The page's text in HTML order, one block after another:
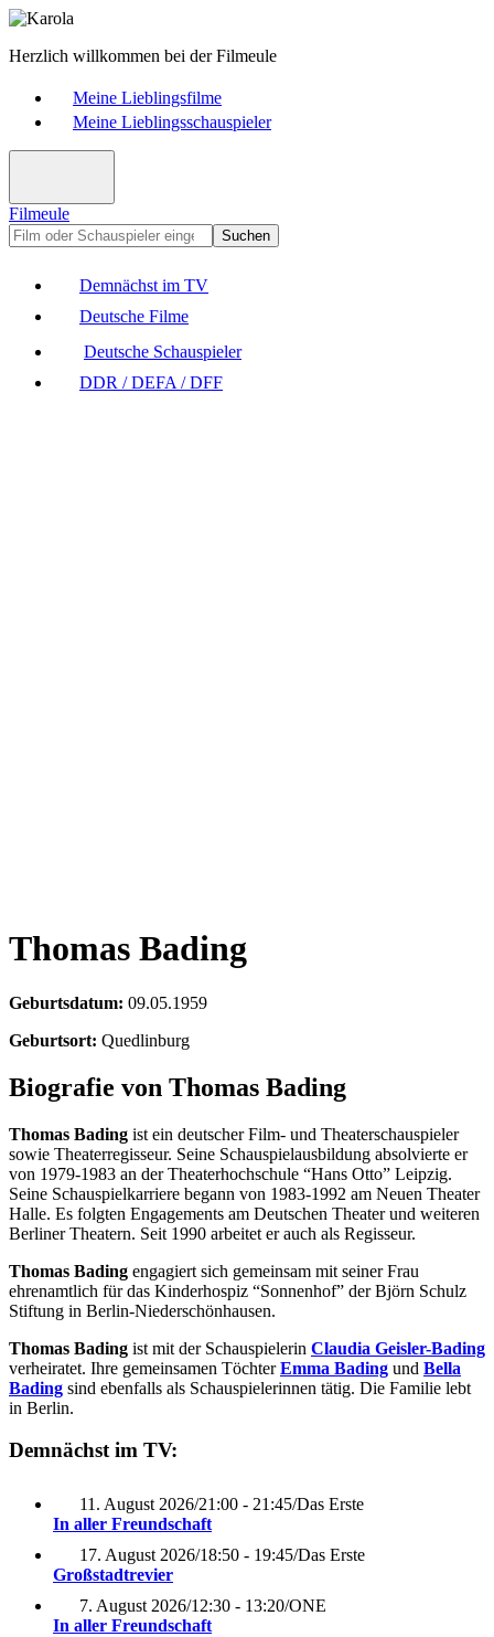
Herzlich willkommen bei der Filmeule
Meine Lieblingsfilme
Meine Lieblingsschauspieler
Filmeule
Suchen
Demnächst im TV
Deutsche Filme
Deutsche Schauspieler
DDR / DEFA / DFF
Thomas Bading
Geburtsdatum: 09.05.1959
Geburtsort: Quedlinburg
Biografie von Thomas Bading
Thomas Bading ist ein deutscher Film- und Theaterschauspieler
sowie Theaterregisseur. Seine Schauspielausbildung absolvierte er
von 1979-1983 an der Theaterhochschule “Hans Otto” Leipzig.
Seine Schauspielkarriere begann von 1983-1992 am Neuen Theater
Halle. Es folgten Engagements am Deutschen Theater und weiteren
Berliner Theatern. Seit 1990 arbeitet er auch als Regisseur.
Thomas Bading engagiert sich gemeinsam mit seiner Frau
ehrenamtlich für das Kinderhospiz “Sonnenhof” der Björn Schulz
Stiftung in Berlin-Niederschönhausen.
Thomas Bading ist mit der Schauspielerin Claudia Geisler-Bading
verheiratet. Ihre gemeinsamen TöchterEmma Bading und Bella
Bading sind ebenfalls als Schauspielerinnen tätig. Die Familie lebt
in Berlin.
Demnächst im TV:
11. August 2026/21:00 - 21:45/Das Erste
In aller Freundschaft
17. August 2026/18:50 - 19:45/Das Erste
Großstadtrevier
7. August 2026/12:30 - 13:20/ONE
In aller Freundschaft